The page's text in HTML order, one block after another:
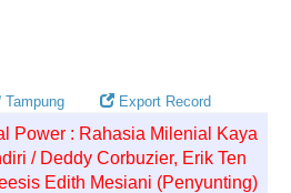
Tampung Export Record
Power : Rahasia Milenial Kaya
/ Deddy Corbuzier, Erik Ten
Edith Mesiani (Penyunting)